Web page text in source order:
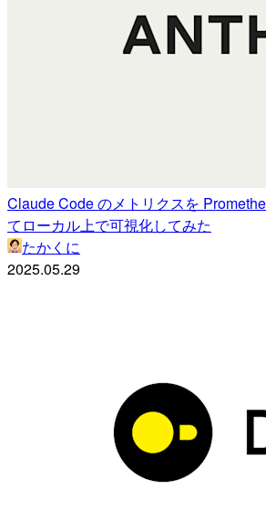
Claude Code のメトリクスを
てローカル上で可視化してみた
たかくに
2025.05.29